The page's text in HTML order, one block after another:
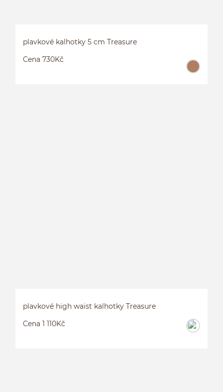
plavkové kalhotky 5 cm Treasure
Cena 730Kč
plavkové high waist kalhotky Treasure
Cena 1 110Kč